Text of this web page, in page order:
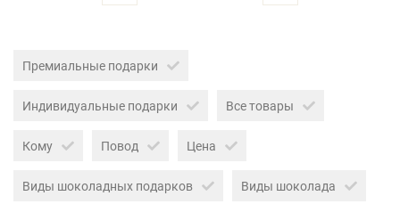
Премиальные подарки
Индивидуальные подарки Все товары
Кому Повод Цена
Виды шоколадных подарков Виды шоколада